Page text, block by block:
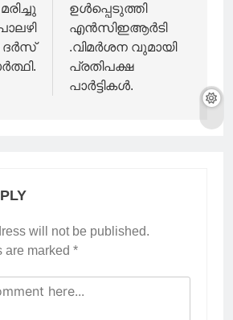
ദർസ്
ഉൾപ്പെടുത്തി
എൻസിഇആർടി
.വിമർശന വുമായി
പ്രതിപക്ഷ
പാർട്ടികൾ.
will not be published.
are marked *